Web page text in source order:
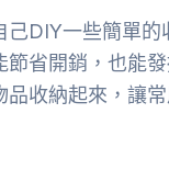
DIY一些簡單
省開銷，也能
收納起來，讓